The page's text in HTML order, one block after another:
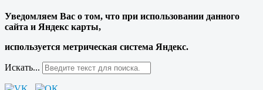
Уведомляем Вас о том, что при использовании данного
сайта и Яндекс карты,
используется метрическая система Яндекс.
Искать...